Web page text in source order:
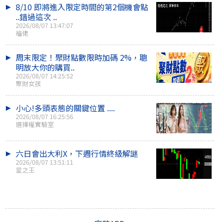
8/10 即將進入限定時間的第2個機會點
..錯過這次 ..
2026/08/07 13:47:07
福佬
周末限定！聚財點數限時加碼 2%，聰
明放大你的購買..
2026/08/07 14:25:52
聚財女孩
小心!多頭表態的關鍵位置 ....
2026/08/07 16:25:56
選擇權實驗室
六日會出大利X，下週行情終級解謎
2026/08/07 13:51:11
星之王